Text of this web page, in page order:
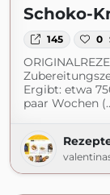
Schoko-
145 0
Ergibt: etwa
paar Wochen